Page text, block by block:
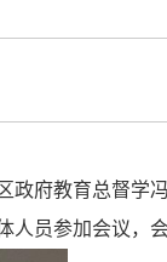
政府教育总督学
员参加会议，